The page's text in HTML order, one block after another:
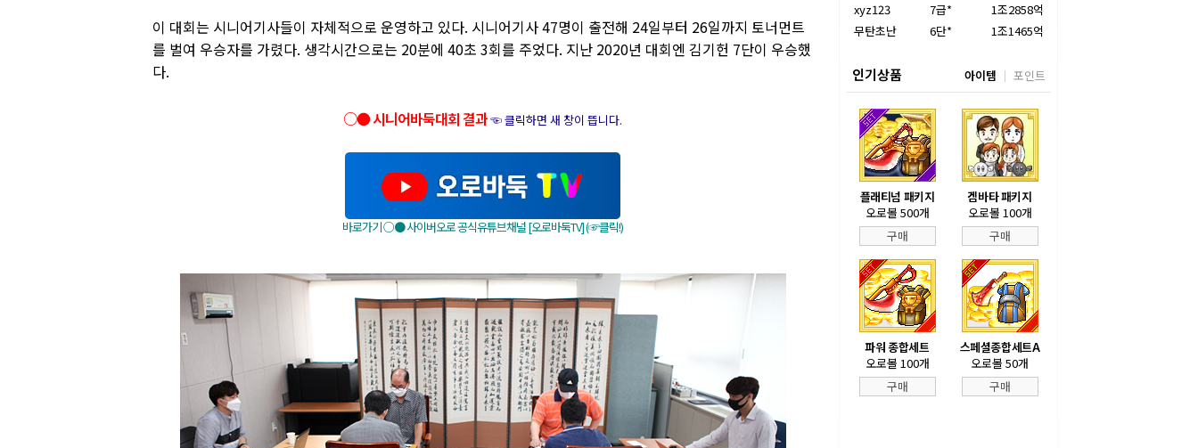
이 대회는 시니어기사들이 자체적으로 운영하고 있다. 시니어기사 47명이 출전해 24일부터 26일까지 토너먼트
를 벌여 우승자를 가렸다. 생각시간으로는 20분에 40초 3회를 주었다. 지난 2020년 대회엔 김기헌 7단이 우승했
다.
○● 시니어바둑대회 결과☜ 클릭하면 새 창이 뜹니다.
바로가기 ○● 사이버오로 공식유튜브채널 [오로바둑TV] (☞클릭!)
xyz123
7급*
1조2858억
무탄초난
6단* 1조1465억
인기상품 아이템 포인트
플래티넘 패키지
오로볼 500개
구매
겜바타 패키지
오로볼 100개
구매
파워 종합세트
오로볼 100개
구매
스페셜종합세트A
오로볼 50개
구매